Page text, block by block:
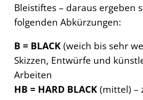
Bleistiftes – daraus ergeben
folgenden Abkürzungen:
B = BLACK(weich bis sehr
Skizzen, Entwürfe und
Arbeiten
HB = HARD BLACK(mittel) –